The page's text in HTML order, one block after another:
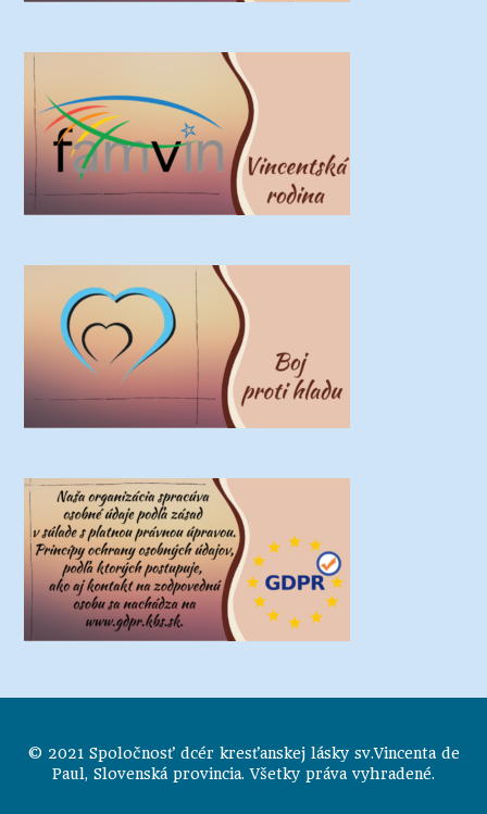
© 2021 Spoločnosť dcér kresťanskej lásky sv.Vincenta de
Paul, Slovenská provincia. Všetky práva vyhradené.